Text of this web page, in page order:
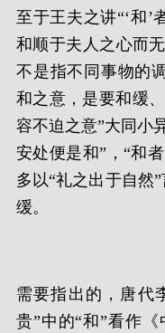
至于王夫之讲“‘和’
和顺于夫人之心而
不是指不同事物的
和之意，是要和缓
容不迫之意”大同小
安处便是和”，“和
多以“礼之出于自然
缓。
需要指出的，唐代
贵”中的“和”看作